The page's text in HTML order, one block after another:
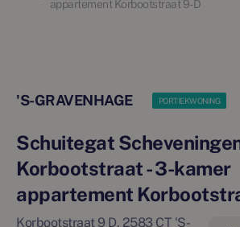
appartement Korbootstraat 9-D
'S-GRAVENHAGE PORTIEKWONING
Schuitegat
Korbootstraat - 3-kamer
appartement
Korbootstraat 9 D, 2583 CT 'S-